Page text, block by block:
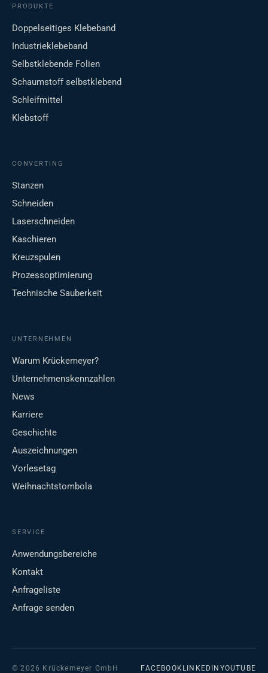
PRODUKTE
Doppelseitiges Klebeband
Industrieklebeband
Selbstklebende Folien
Schaumstoff selbstklebend
Schleifmittel
Klebstoff
CONVERTING
Stanzen
Schneiden
Laserschneiden
Kaschieren
Kreuzspulen
Prozessoptimierung
Technische Sauberkeit
UNTERNEHMEN
Warum Krückemeyer?
Unternehmenskennzahlen
News
Karriere
Geschichte
Auszeichnungen
Vorlesetag
Weihnachtstombola
SERVICE
Anwendungsbereiche
Kontakt
Anfrageliste
Anfrage senden
© 2026 Krückemeyer GmbH FACEBOOK LINKEDIN YOUTUBE